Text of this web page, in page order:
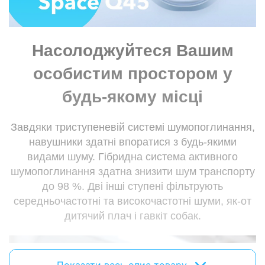
Довжина кабелю:
1.2 м
3.5 мм (mini-jack):
є
Живлення
акумулятор
очікування:
50 год
Мікрофон
Наявність мікрофону:
з мікрофоном
Конструкція мікрофону:
вбудований у корпус
Чутливість мікрофону:
-65 дБ
Особливості
Насолоджуйтеся Вашим
особистим простором у
будь-якому місці
Завдяки триступеневій системі шумопоглинання,
навушники здатні впоратися з будь-якими
видами шуму. Гібридна система активного
шумопоглинання здатна знизити шум транспорту
до 98 %. Дві інші ступені фільтрують
середньочастотні та високочастотні шуми, як-от
дитячий плач і гавкіт собак.